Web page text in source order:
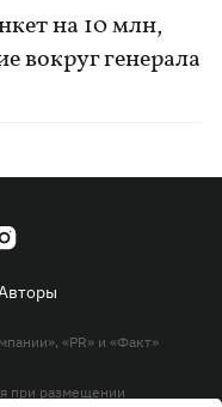
на 10 млн,
генерала
«PR» и «Факт»
при размещении